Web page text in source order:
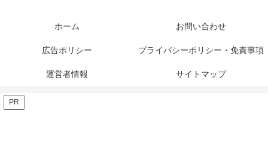
ホーム お問い合わせ
広告ポリシー プライバシーポリシー・免責事項
運営者情報 サイトマップ
PR